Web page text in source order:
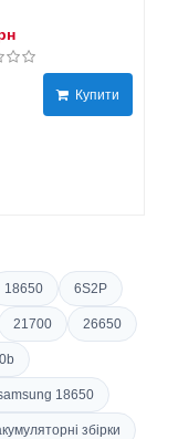
Купити
18650 6S2P
21700 26650
18650
збірки